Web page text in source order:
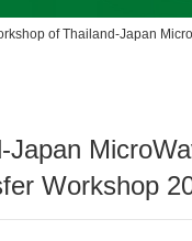
of Thailand-Japan
Workshop